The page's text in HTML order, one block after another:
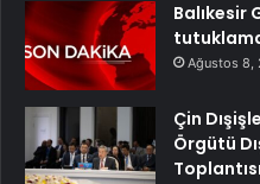
Balıkesir
Ağustos 8,
Çin
Örgütü